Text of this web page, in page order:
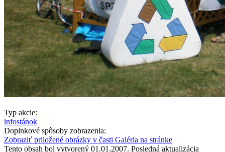
Typ akcie:
infostánok
Doplnkové spôsoby zobrazenia:
Zobraziť priložené obrázky v časti Galéria na stránke
Tento obsah bol vytvorený 01.01.2007. Posledná aktualizácia